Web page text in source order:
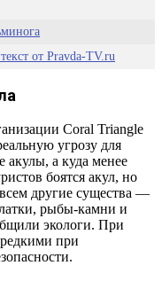
от Pravda-TV.ru
Coral Triangle
угрозу для
акулы, а куда менее
боятся акул, но
другие существа —
рыбы-камни и
экологи. При
при